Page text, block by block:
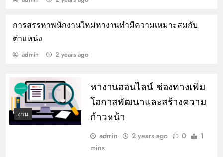
การสรรหาพนักงานใหม่หางานทํามีความเหมาะสมกับ
ตำแหน่ง￼
admin 2 years ago
ทิศทางการ หางานพาร์ทไทม์ กับอาชีพและ
ตำแหน่งงานยอดนิยม
งาน
หางานออนไลน์ ช่องทางเพิ่ม
โอกาสพัฒนาและสร้างความ
ก้าวหน้า
admin 2 years ago 0
1
mins